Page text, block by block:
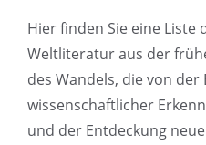
Hier finden Sie eine
Weltliteratur aus der
des Wandels, die von
wissenschaftlicher
und der Entdeckung